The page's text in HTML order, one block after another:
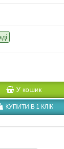
У кошик
КУПИТИ В 1 КЛІК